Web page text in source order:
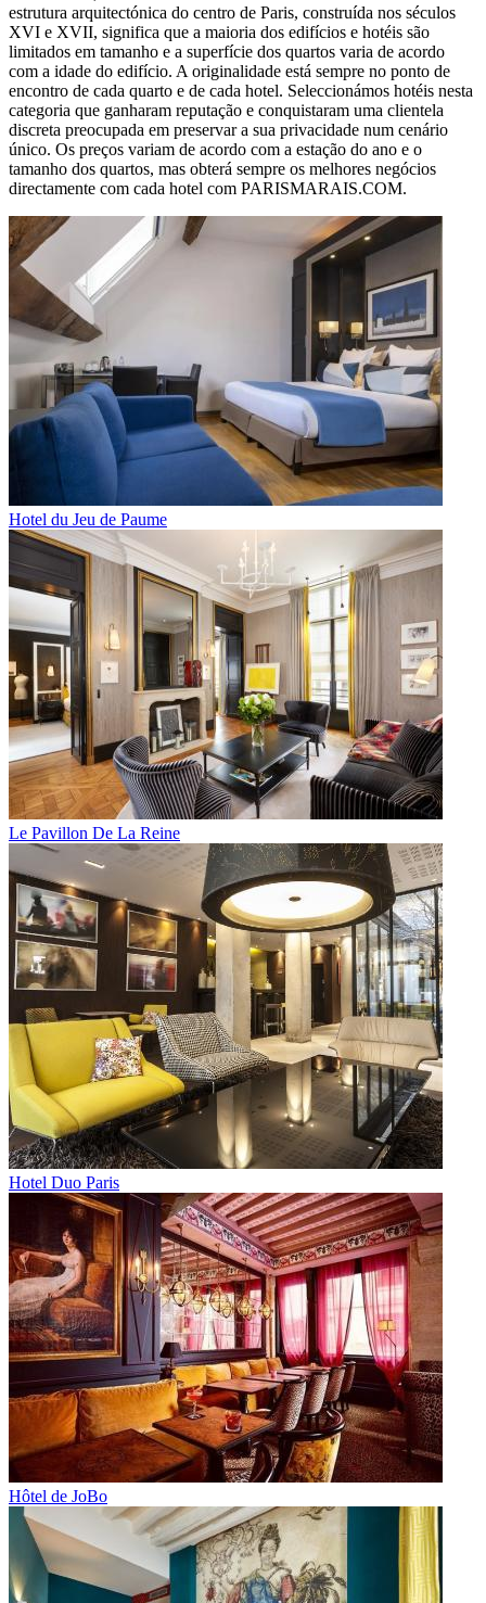
estrutura arquitectónica do centro de Paris, construída nos séculos
XVI e XVII, significa que a maioria dos edifícios e hotéis são
limitados em tamanho e a superfície dos quartos varia de acordo
com a idade do edifício. A originalidade está sempre no ponto de
encontro de cada quarto e de cada hotel. Seleccionámos hotéis nesta
categoria que ganharam reputação e conquistaram uma clientela
discreta preocupada em preservar a sua privacidade num cenário
único. Os preços variam de acordo com a estação do ano e o
tamanho dos quartos, mas obterá sempre os melhores negócios
directamente com cada hotel com PARISMARAIS.COM.
Hotel du Jeu de Paume
Le Pavillon De La Reine
Hotel Duo Paris
Hôtel de JoBo